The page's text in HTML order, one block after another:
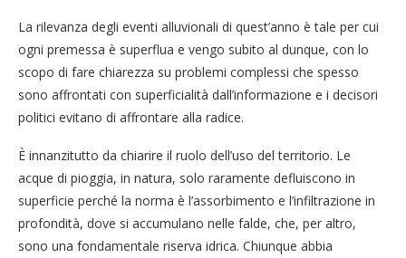
La rilevanza degli eventi alluvionali di quest’anno è tale per cui
ogni premessa è superflua e vengo subito al dunque, con lo
scopo di fare chiarezza su problemi complessi che spesso
sono affrontati con superficialità dall’informazione e i decisori
politici evitano di affrontare alla radice.
È innanzitutto da chiarire il ruolo dell’uso del territorio. Le
acque di pioggia, in natura, solo raramente defluiscono in
superficie perché la norma è l’assorbimento e l’infiltrazione in
profondità, dove si accumulano nelle falde, che, per altro,
sono una fondamentale riserva idrica. Chiunque abbia